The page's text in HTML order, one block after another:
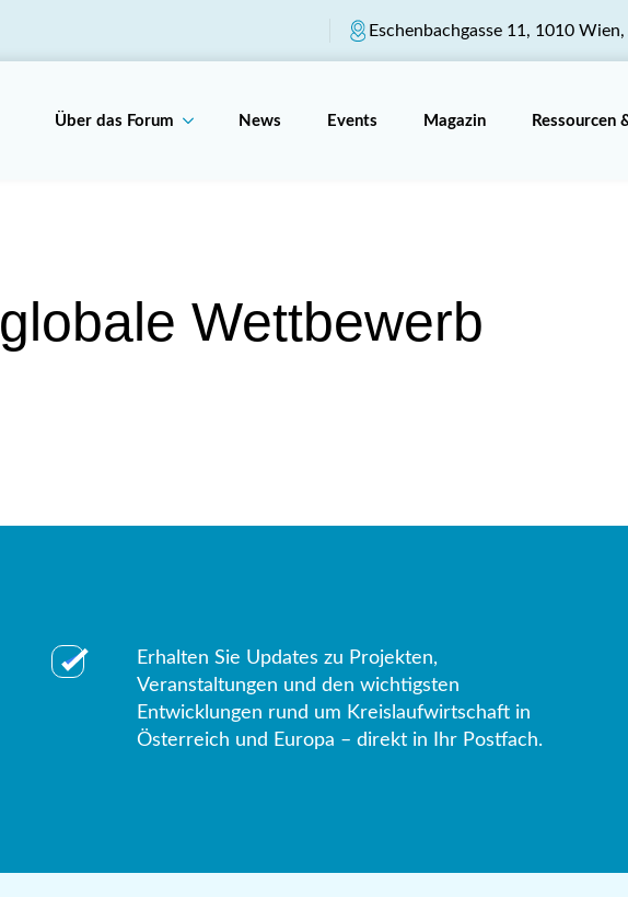
Eschenbachgasse 11, 1010
Über das Forum News Events Magazin Ressourcen
globale Wettbewerb
Erhalten Sie Updates zu Projekten,
Veranstaltungen und den wichtigsten
Entwicklungen rund um Kreislaufwirtschaft in
Österreich und Europa – direkt in Ihr Postfach.